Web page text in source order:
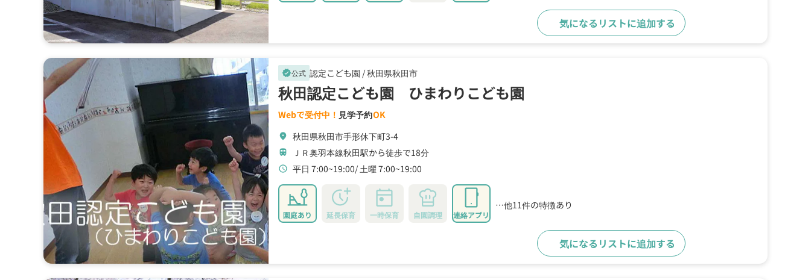
気になるリストに追加する
verified公式 認定こども園 /秋田県秋田市
秋田認定こども園 ひまわりこども園
Webで受付中！ 見学予約OK
location_on 秋田県秋田市手形休下町3-4
train ＪＲ奥羽本線秋田駅から徒歩で18分
schedule 平日 7:00~19:00 土曜 7:00~19:00
園庭あり 延長保育 一時保育 自園調理 連絡アプリ
…他11件の特徴あり
気になるリストに追加する